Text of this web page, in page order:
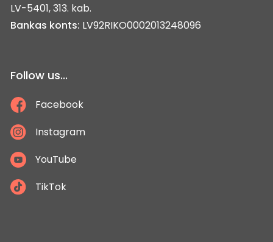
LV-5401, 313. kab.
Bankas konts: LV92RIKO0002013248096
Follow us...
Facebook
Instagram
YouTube
TikTok